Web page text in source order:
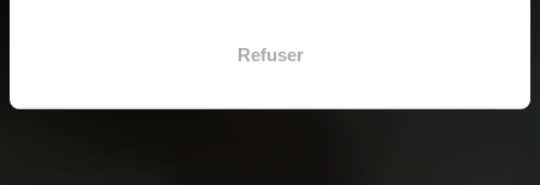
Refuser